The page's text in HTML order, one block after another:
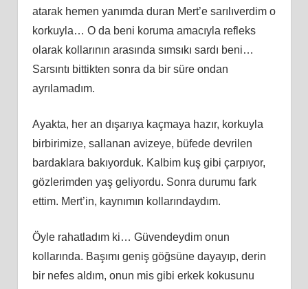
atarak hemen yanımda duran Mert’e sarılıverdim o
korkuyla… O da beni koruma amacıyla refleks
olarak kollarının arasında sımsıkı sardı beni…
Sarsıntı bittikten sonra da bir süre ondan
ayrılamadım.
Ayakta, her an dışarıya kaçmaya hazır, korkuyla
birbirimize, sallanan avizeye, büfede devrilen
bardaklara bakıyorduk. Kalbim kuş gibi çarpıyor,
gözlerimden yaş geliyordu. Sonra durumu fark
ettim. Mert’in, kaynımın kollarındaydım.
Öyle rahatladım ki… Güvendeydim onun
kollarında. Başımı geniş göğsüne dayayıp, derin
bir nefes aldım, onun mis gibi erkek kokusunu